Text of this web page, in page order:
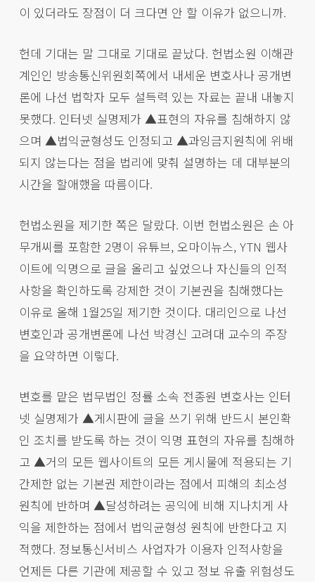
이 있더라도 장점이 더 크다면 안 할 이유가 없으니까.
헌데 기대는 말 그대로 기대로 끝났다. 헌법소원 이해관
계인인 방송통신위원회쪽에서 내세운 변호사나 공개변
론에 나선 법학자 모두 설득력 있는 자료는 끝내 내놓지
못했다. 인터넷 실명제가 ▲표현의 자유를 침해하지 않
으며 ▲법익균형성도 인정되고 ▲과잉금지원칙에 위배
되지 않는다는 점을 법리에 맞춰 설명하는 데 대부분의
시간을 할애했을 따름이다.
헌법소원을 제기한 쪽은 달랐다. 이번 헌법소원은 손 아
무개씨를 포함한 2명이 유튜브, 오마이뉴스, YTN 웹사
이트에 익명으로 글을 올리고 싶었으나 자신들의 인적
사항을 확인하도록 강제한 것이 기본권을 침해했다는
이유로 올해 1월25일 제기한 것이다. 대리인으로 나선
변호인과 공개변론에 나선 박경신 고려대 교수의 주장
을 요약하면 이렇다.
변호를 맡은 법무법인 정률 소속 전종원 변호사는 인터
넷 실명제가 ▲게시판에 글을 쓰기 위해 반드시 본인확
인 조치를 받도록 하는 것이 익명 표현의 자유를 침해하
고 ▲거의 모든 웹사이트의 모든 게시물에 적용되는 기
간제한 없는 기본권 제한이라는 점에서 피해의 최소성
원칙에 반하며 ▲달성하려는 공익에 비해 지나치게 사
익을 제한하는 점에서 법익균형성 원칙에 반한다고 지
적했다. 정보통신서비스 사업자가 이용자 인적사항을
언제든 다른 기관에 제공할 수 있고 정보 유출 위험성도